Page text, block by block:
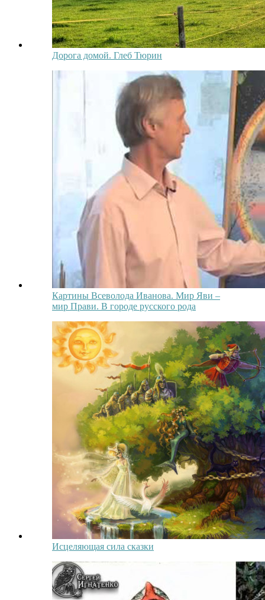
Дорога домой. Глеб Тюрин
Картины Всеволода Иванова. Мир Яви –
мир Прави. В городе русского рода
Исцеляющая сила сказки